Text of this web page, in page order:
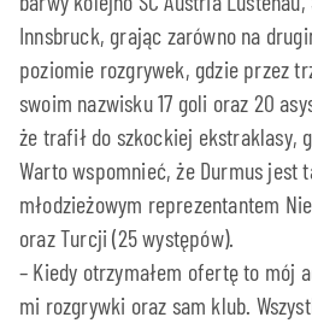
Innsbruck, grając zarówno na
poziomie rozgrywek, gdzie przez
swoim nazwisku 17 goli oraz 20
że trafił do szkockiej ekstraklasy,
Warto wspomnieć, że Durmus jest
młodzieżowym reprezentantem
oraz Turcji (25 występów).
– Kiedy otrzymałem ofertę to mój
mi rozgrywki oraz sam klub.